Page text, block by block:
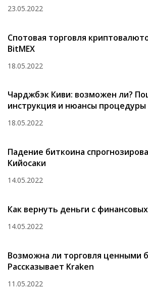
23.05.2022
Спотовая торговля
BitMEX
18.05.2022
Чарджбэк Киви: возможен ли?
инструкция и нюансы процедуры
18.05.2022
Падение биткоина
Кийосаки
14.05.2022
Как вернуть деньги с
14.05.2022
Возможна ли торговля ценными
Рассказывает Kraken
11.05.2022